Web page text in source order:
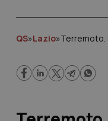
QS»Lazio»Terremoto.